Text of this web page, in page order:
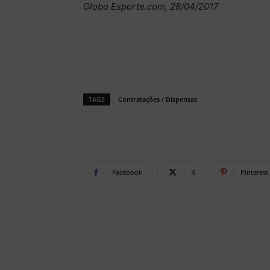
Globo Esporte.com, 28/04/2017
TAGS Contratações / Dispensas
Facebook X Pinterest